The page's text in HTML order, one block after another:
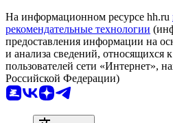
На информационном ресурсе hh.ru
рекомендательные технологии
предоставления информации на
и анализа сведений, относящихся
пользователей сети «Интернет»,
Российской Федерации)